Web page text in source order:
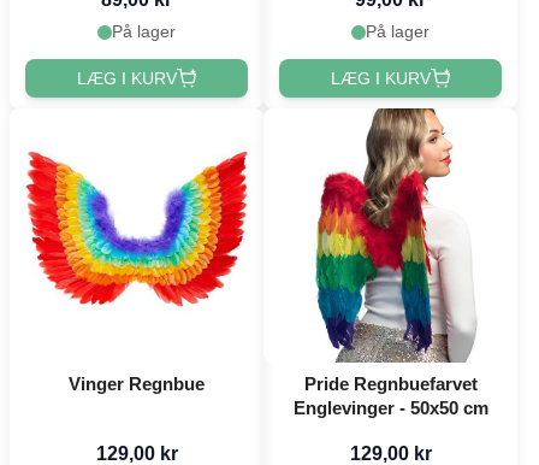
På lager
LÆG I KURV
På lager
LÆG I KURV
Vinger Regnbue
129,00 kr
Pride Regnbuefarvet
Englevinger - 50x50 cm
129,00 kr